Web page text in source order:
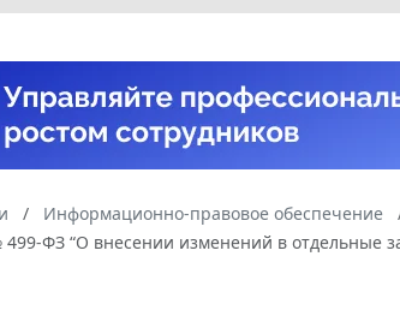
Информационно-правовое обеспечение
499-ФЗ “О внесении изменений в отдельные